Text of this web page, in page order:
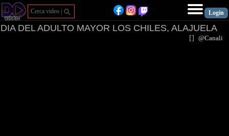
DIA DEL ADULTO MAYOR LOS CHILES, ALAJUELA
[] @Canali